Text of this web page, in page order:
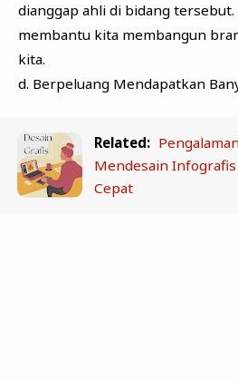
dianggap ahli di bidang tersebut.
membantu kita membangun
kita.
d. Berpeluang Mendapatkan
Related:
Mendesain
Cepat